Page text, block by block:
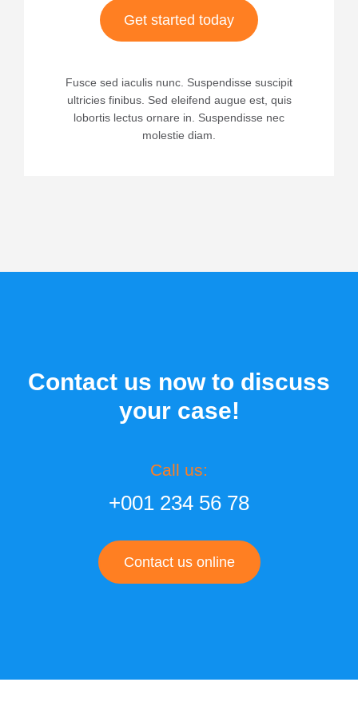
Get started today
Fusce sed iaculis nunc. Suspendisse suscipit
ultricies finibus. Sed eleifend augue est, quis
lobortis lectus ornare in. Suspendisse nec
molestie diam.
Contact us now to discuss
your case!
Call us:
+001 234 56 78
Contact us online